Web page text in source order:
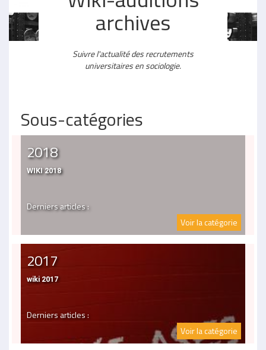
archives
Suivre l'actualité des recrutements
universitaires en sociologie.
Sous-catégories
2018
WIKI 2018
Voir la catégorie
Derniers articles :
2017
wiki 2017
Voir la catégorie
Derniers articles :